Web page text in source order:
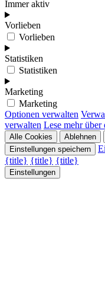
Immer aktiv
Vorlieben
Vorlieben
Statistiken
Statistiken
Marketing
Marketing
Optionen verwalten
verwalten Lese mehr über
Alle Cookies Ablehnen
Einstellungen speichern
{title} {title} {title}
Einstellungen